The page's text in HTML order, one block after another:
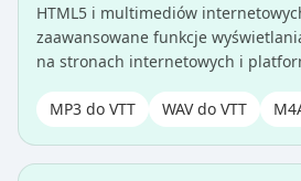
HTML5 i multimediów
zaawansowane funkcje
na stronach internetowych i
MP3 do VTT WAV do VTT